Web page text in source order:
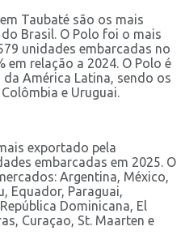
Taubaté são os mais
Brasil. O Polo foi o mais
unidades embarcadas no
em relação a 2024. O Polo é
América Latina, sendo os
e Uruguai.
exportado pela
embarcadas em 2025. O
Argentina, México,
Equador, Paraguai,
Dominicana, El
Curaçao, St. Maarten e